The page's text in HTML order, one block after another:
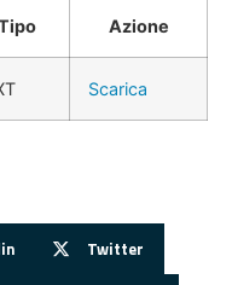
Azione
Scarica
Twitter